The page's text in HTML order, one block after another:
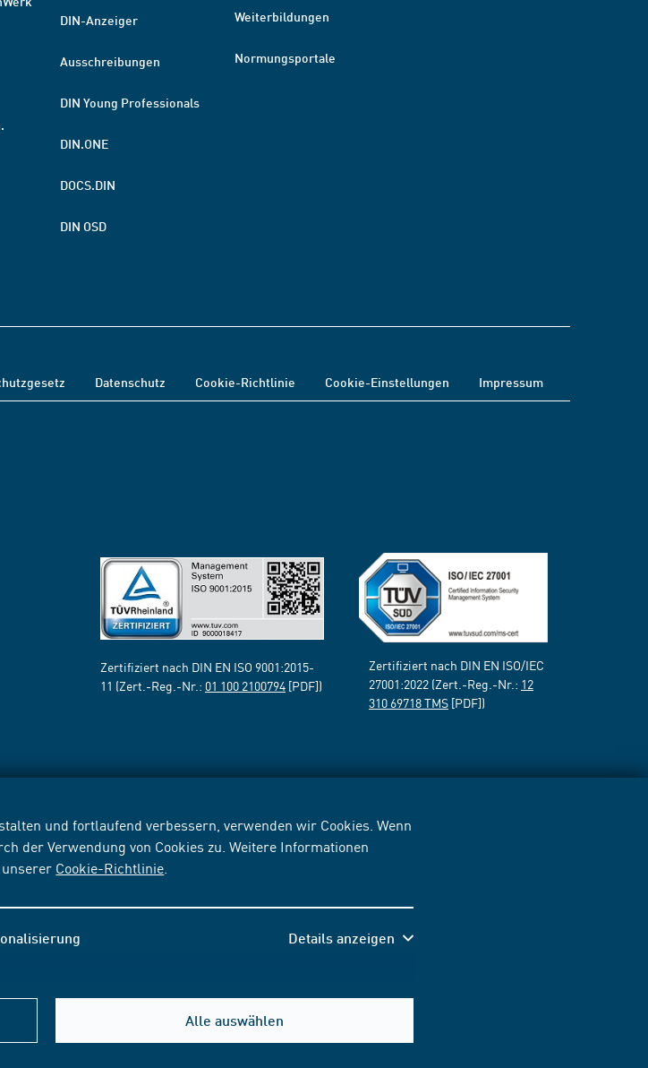
und fortlaufend verbessern, verwenden wir Cookies. Wenn
der Verwendung von Cookies zu. Weitere Informationen
Cookie-Richtlinie
Details anzeigen
Alle auswählen
DIN-Anzeiger
Ausschreibungen
DIN Young Professionals
DIN.ONE
DOCS.DIN
DIN OSD
Weiterbildungen
Normungsportale
Datenschutz Cookie-Richtlinie Cookie-Einstellungen Impressum
Zertifiziert nach DIN EN ISO 9001:2015-
11 (Zert.-Reg.-Nr.: 01 100 2100794 [PDF])
Zertifiziert nach DIN EN ISO/IEC
27001:2022 (Zert.-Reg.-Nr.: 12
310 69718 TMS [PDF])